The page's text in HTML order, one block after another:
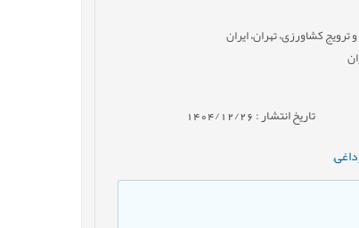
کشاورزی، تهران، ایران
تاریخ انتشار : 1404/12/26
,